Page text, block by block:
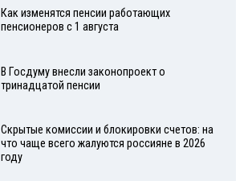
Как изменятся пенсии работающих
пенсионеров с 1 августа
В Госдуму внесли законопроект о
тринадцатой пенсии
Скрытые комиссии и блокировки счетов: на
что чаще всего жалуются россияне в 2026
году